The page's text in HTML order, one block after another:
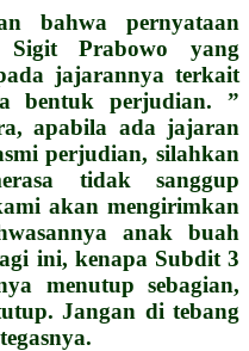
bahwa pernyataan
Prabowo yang
jajarannya terkait
bentuk perjudian. ”
apabila ada jajaran
perjudian, silahkan
tidak sanggup
akan mengirimkan
anak buah
ini, kenapa Subdit 3
menutup sebagian,
Jangan di tebang